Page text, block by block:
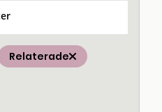
Relaterade